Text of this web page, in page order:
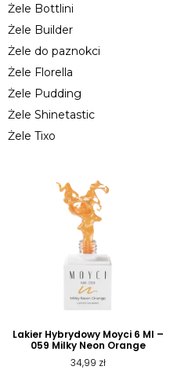
Żele Bottlini
Żele Builder
Żele do paznokci
Żele Florella
Żele Pudding
Żele Shinetastic
Żele Tixo
Lakier Hybrydowy Moyci 6 Ml –
059 Milky Neon Orange
34,99 zł